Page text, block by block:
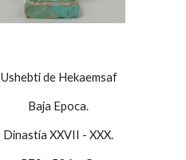
Ushebti de Hekaemsaf
Baja Epoca.
Dinastía XXVII - XXX.